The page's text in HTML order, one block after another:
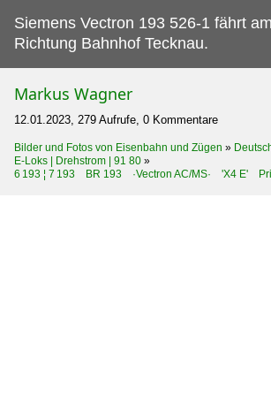
Siemens Vectron 193 526-1 fährt
Richtung Bahnhof Tecknau.
Markus Wagner
12.01.2023, 279 Aufrufe, 0 Kommentare
Bilder und Fotos von Eisenbahn und Zügen »
E-Loks | Drehstrom | 91 80 »
6 193 ¦ 7 193 BR 193 ·Vectron AC/MS· 'X4 E'